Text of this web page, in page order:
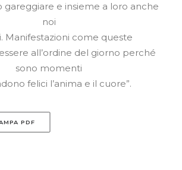
e insieme a loro anche
noi
Manifestazioni come queste
all’ordine del giorno perché
sono momenti
felici l’anima e il cuore”.
PDF